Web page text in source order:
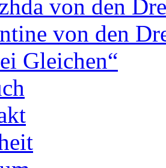
von den
von den
Gleichen“